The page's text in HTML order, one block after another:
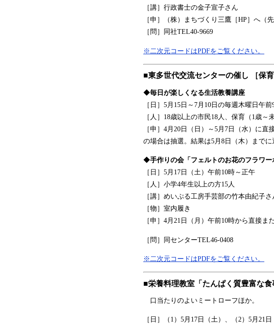
［講］行政書士の金子宣子さん
［申］（株）まちづくり三鷹［HP］へ（先
［問］同社TEL40-9669
※二次元コードはPDFをご覧ください。
■東多世代交流センターの催し ［保育
◆毎日が楽しくなる生活教養講座
［日］5月15日～7月10日の毎週木曜日午
［人］18歳以上の市民18人、保育（1歳～
［申］4月20日（日）～5月7日（水）に
の場合は抽選。結果は5月8日（木）までに
◆手作りの会「フェルトのお花のフラワー
［日］5月17日（土）午前10時～正午
［人］小学4年生以上の方15人
［講］めいぷる工房手芸部の竹本由紀子さ
［物］室内履き
［申］4月21日（月）午前10時から直接ま
［問］同センターTEL46-0408
※二次元コードはPDFをご覧ください。
■栄養料理教室「たんぱく質豊富な食
口当たりのよいミートローフほか。
［日］（1）5月17日（土）、（2）5月21